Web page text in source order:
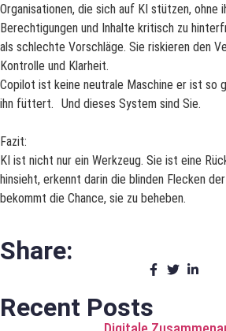
Organisationen, die sich auf KI stützen, ohne
Berechtigungen und Inhalte kritisch zu
als schlechte Vorschläge. Sie riskieren den
Kontrolle und Klarheit.
Copilot ist keine neutrale Maschine er ist so
ihn füttert. Und dieses System sind Sie.
Fazit:
KI ist nicht nur ein Werkzeug. Sie ist eine
hinsieht, erkennt darin die blinden Flecken
bekommt die Chance, sie zu beheben.
Share:
Recent Posts